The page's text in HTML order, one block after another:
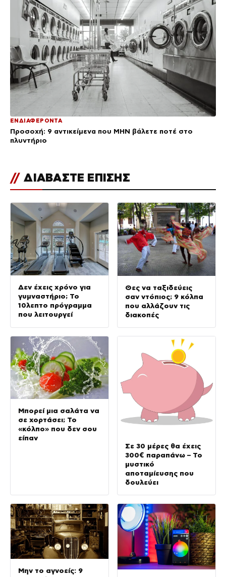
ΕΝΔΙΑΦΕΡΟΝΤΑ
Προσοχή: 9 αντικείμενα που ΜΗΝ βάλετε ποτέ στο
πλυντήριο
// ΔΙΑΒΑΣΤΕ ΕΠΙΣΗΣ
Δεν έχεις χρόνο για
γυμναστήριο; Το
10λεπτο πρόγραμμα
που λειτουργεί
Θες να ταξιδεύεις
σαν ντόπιος; 9 κόλπα
που αλλάζουν τις
διακοπές
Μπορεί μια σαλάτα να
σε χορτάσει; Το
«κόλπο» που δεν σου
είπαν
Σε 30 μέρες θα έχεις
300€ παραπάνω – Το
μυστικό
αποταμίευσης που
δουλεύει
Μην το αγνοείς: 9